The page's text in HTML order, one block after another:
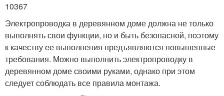
10367
Электропроводка в деревянном доме должна не только
выполнять свои функции, но и быть безопасной, поэтому
к качеству ее выполнения предъявляются повышенные
требования. Можно выполнить электропроводку в
деревянном доме своими руками, однако при этом
следует соблюдать все правила монтажа.